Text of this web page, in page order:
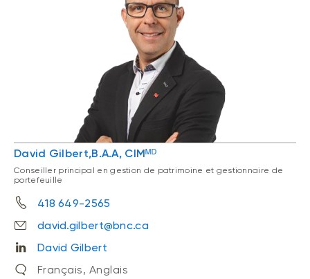
David Gilbert,B.A.A, CIMᴹᴰ
Conseiller principal en gestion de patrimoine et gestionnaire de
portefeuille
418 649-2565
david.gilbert@bnc.ca
David Gilbert
Français, Anglais